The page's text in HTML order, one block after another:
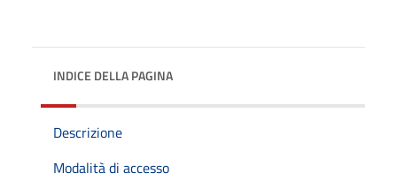
INDICE DELLA PAGINA
Descrizione
Modalità di accesso